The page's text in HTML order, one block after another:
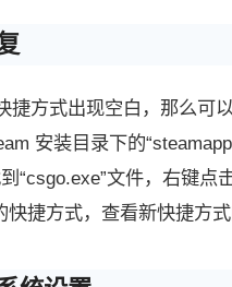
捷方式出现空白，那么可
安装目录下的
“csgo.exe”文件，右键点
捷方式，查看新快捷方式